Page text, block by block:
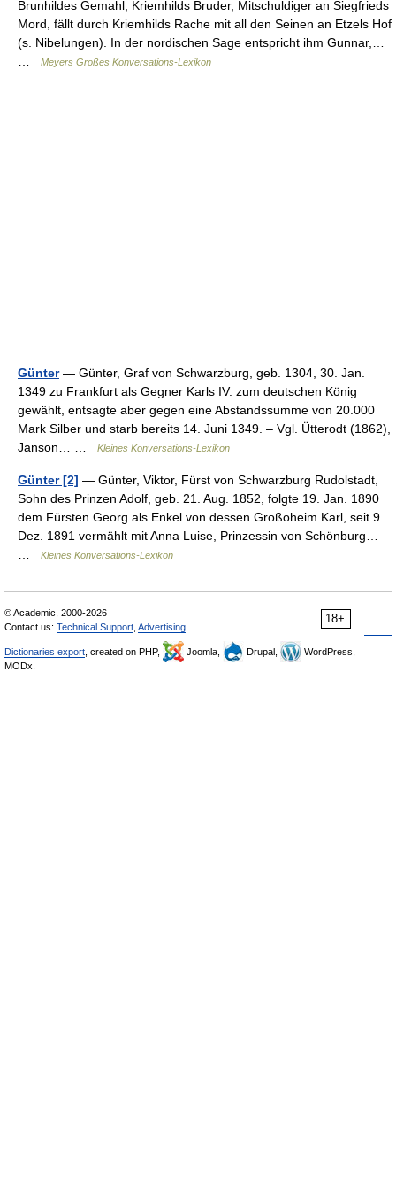
Brunhildes Gemahl, Kriemhilds Bruder, Mitschuldiger an Siegfrieds
Mord, fällt durch Kriemhilds Rache mit all den Seinen an Etzels Hof
(s. Nibelungen). In der nordischen Sage entspricht ihm Gunnar,…
Meyers Großes Konversations-Lexikon
Günter— Günter, Graf von Schwarzburg, geb. 1304, 30. Jan.
1349 zu Frankfurt als Gegner Karls IV. zum deutschen König
gewählt, entsagte aber gegen eine Abstandssumme von 20.000
Mark Silber und starb bereits 14. Juni 1349. – Vgl. Ütterodt (1862),
Janson… …
Kleines Konversations-Lexikon
Günter [2] — Günter, Viktor, Fürst von Schwarzburg Rudolstadt,
Sohn des Prinzen Adolf, geb. 21. Aug. 1852, folgte 19. Jan. 1890
dem Fürsten Georg als Enkel von dessen Großoheim Karl, seit 9.
Dez. 1891 vermählt mit Anna Luise, Prinzessin von Schönburg…
Kleines Konversations-Lexikon
18+
© Academic, 2000-2026
Contact us: Technical Support Advertising
Dictionaries export , created on PHP, Joomla, Drupal,
WordPress,
MODx.